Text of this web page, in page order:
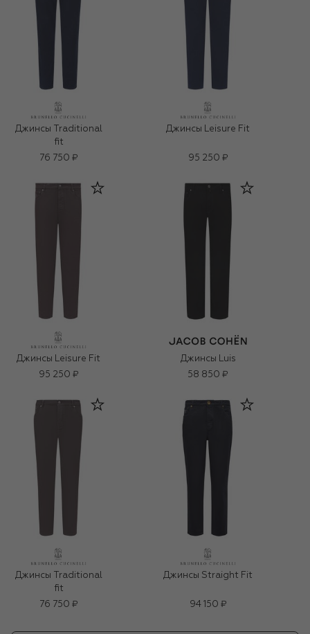
Джинсы Traditional
fit
76 750 ₽
Джинсы Leisure Fit
95 250 ₽
Джинсы Leisure Fit
95 250 ₽
Джинсы Luis
58 850 ₽
Джинсы Traditional
fit
76 750 ₽
Джинсы Straight Fit
94 150 ₽